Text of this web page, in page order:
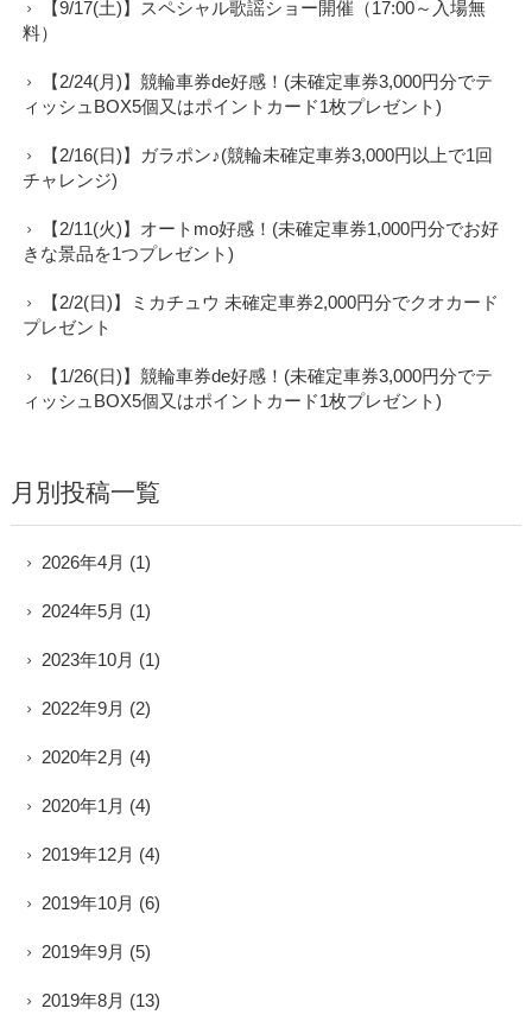
【9/17(土)】スペシャル歌謡ショー開催（17:00～入場無
料）
【2/24(月)】競輪車券de好感！(未確定車券3,000円分でテ
ィッシュBOX5個又はポイントカード1枚プレゼント)
【2/16(日)】ガラポン♪(競輪未確定車券3,000円以上で1回
チャレンジ)
【2/11(火)】オートmo好感！(未確定車券1,000円分でお好
きな景品を1つプレゼント)
【2/2(日)】ミカチュウ 未確定車券2,000円分でクオカード
プレゼント
【1/26(日)】競輪車券de好感！(未確定車券3,000円分でテ
ィッシュBOX5個又はポイントカード1枚プレゼント)
月別投稿一覧
2026年4月 (1)
2024年5月 (1)
2023年10月 (1)
2022年9月 (2)
2020年2月 (4)
2020年1月 (4)
2019年12月 (4)
2019年10月 (6)
2019年9月 (5)
2019年8月 (13)